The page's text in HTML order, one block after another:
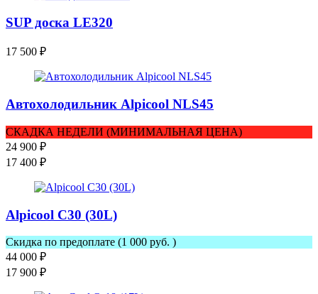
SUP доска LE320
17 500 ₽
Автохолодильник Alpicool NLS45
СКАДКА НЕДЕЛИ (МИНИМАЛЬНАЯ ЦЕНА)
24 900 ₽
17 400 ₽
Alpicool C30 (30L)
Скидка по предоплате (1 000 руб. )
44 000 ₽
17 900 ₽